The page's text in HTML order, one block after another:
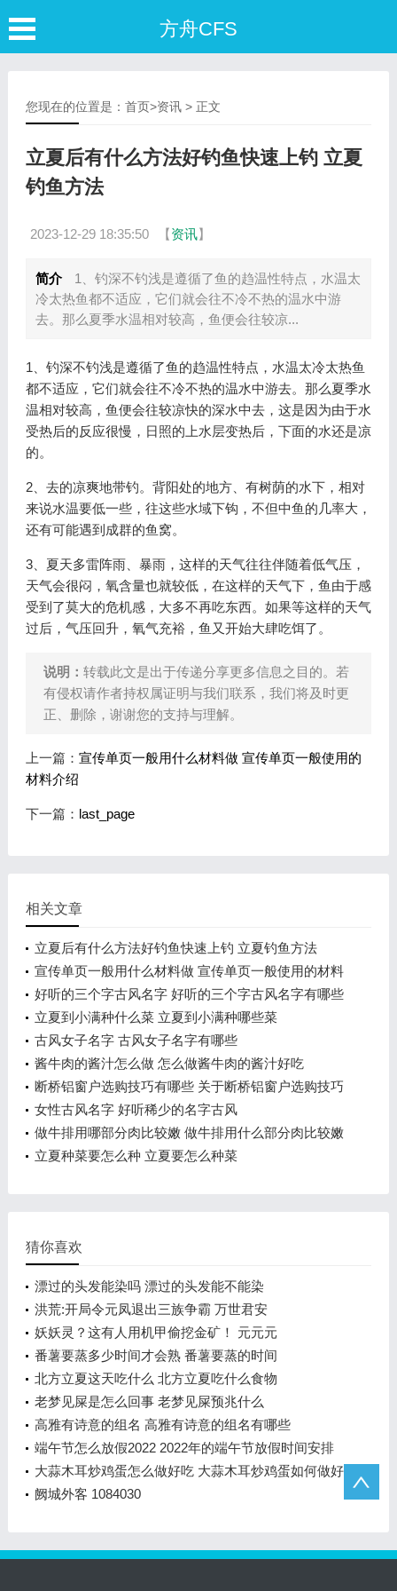
方舟CFS
您现在的位置是： 首页>资讯> 正文
立夏后有什么方法好钓鱼快速上钓 立夏
钓鱼方法
2023-12-29 18:35:50 【资讯】
简介
1、钓深不钓浅是遵循了鱼的趋温性特点，水温太
冷太热鱼都不适应，它们就会往不冷不热的温水中游
去。那么夏季水温相对较高，鱼便会往较凉...
1、钓深不钓浅是遵循了鱼的趋温性特点，水温太冷太热鱼
都不适应，它们就会往不冷不热的温水中游去。那么夏季水
温相对较高，鱼便会往较凉快的深水中去，这是因为由于水
受热后的反应很慢，日照的上水层变热后，下面的水还是凉
的。
2、去的凉爽地带钓。背阳处的地方、有树荫的水下，相对
来说水温要低一些，往这些水域下钩，不但中鱼的几率大，
还有可能遇到成群的鱼窝。
3、夏天多雷阵雨、暴雨，这样的天气往往伴随着低气压，
天气会很闷，氧含量也就较低，在这样的天气下，鱼由于感
受到了莫大的危机感，大多不再吃东西。如果等这样的天气
过后，气压回升，氧气充裕，鱼又开始大肆吃饵了。
说明： 转载此文是出于传递分享更多信息之目的。若
有侵权请作者持权属证明与我们联系，我们将及时更
正、删除，谢谢您的支持与理解。
上一篇： 宣传单页一般用什么材料做 宣传单页一般使用的
材料介绍
下一篇： last_page
相关文章
立夏后有什么方法好钓鱼快速上钓 立夏钓鱼方法
宣传单页一般用什么材料做 宣传单页一般使用的材料
介绍
好听的三个字古风名字 好听的三个字古风名字有哪些
立夏到小满种什么菜 立夏到小满种哪些菜
古风女子名字 古风女子名字有哪些
酱牛肉的酱汁怎么做 怎么做酱牛肉的酱汁好吃
断桥铝窗户选购技巧有哪些 关于断桥铝窗户选购技巧
女性古风名字 好听稀少的名字古风
做牛排用哪部分肉比较嫩 做牛排用什么部分肉比较嫩
立夏种菜要怎么种 立夏要怎么种菜
猜你喜欢
漂过的头发能染吗 漂过的头发能不能染
洪荒:开局令元凤退出三族争霸 万世君安
妖妖灵？这有人用机甲偷挖金矿！ 元元元
番薯要蒸多少时间才会熟 番薯要蒸的时间
北方立夏这天吃什么 北方立夏吃什么食物
老梦见屎是怎么回事 老梦见屎预兆什么
高雅有诗意的组名 高雅有诗意的组名有哪些
端午节怎么放假2022 2022年的端午节放假时间安排
大蒜木耳炒鸡蛋怎么做好吃 大蒜木耳炒鸡蛋如何做好
吃
阙城外客 1084030